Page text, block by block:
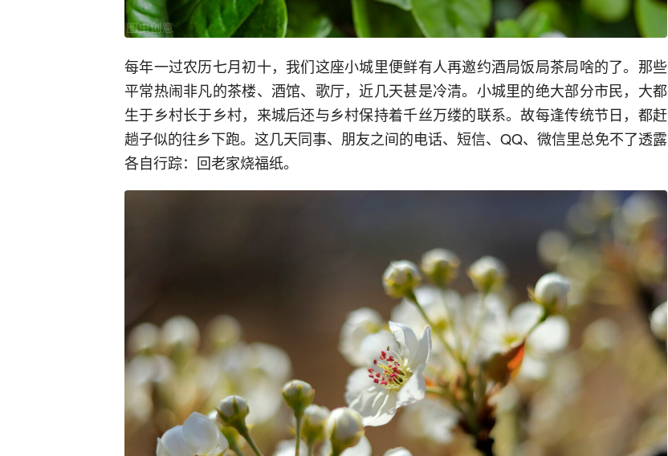
每年一过农历七月初十，我们这座小城里便鲜有人再邀约酒局饭局茶局啥的了。那些
平常热闹非凡的茶楼、酒馆、歌厅，近几天甚是冷清。小城里的绝大部分市民，大都
生于乡村长于乡村，来城后还与乡村保持着千丝万缕的联系。故每逢传统节日，都赶
趟子似的往乡下跑。这几天同事、朋友之间的电话、短信、QQ、微信里总免不了透露
各自行踪：回老家烧福纸。